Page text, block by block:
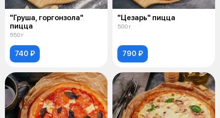
"Груша, горгонзола"
пицца
550 г
740 ₽
"Цезарь" пицца
500 г
790 ₽